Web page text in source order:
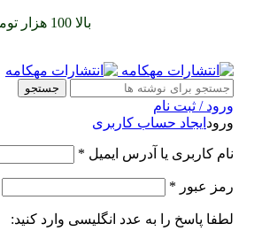
بالا 100 هزار تومان
جستجو
ورود / ثبت نام
ورود ایجاد حساب کاربری
نام کاربری یا آدرس ایمیل *
رمز عبور *
لطفا پاسخ را به عدد انگلیسی وارد کنید: